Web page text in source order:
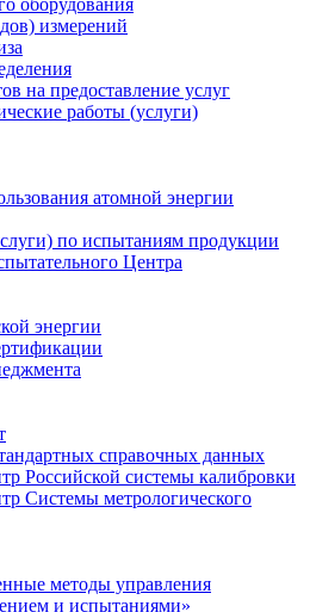
измерений
на предоставление услуг
работы (услуги)
атомной энергии
по испытаниям продукции
Центра
энергии
справочных данных
Российской системы калибровки
Системы метрологического
методы управления
и испытаниями»